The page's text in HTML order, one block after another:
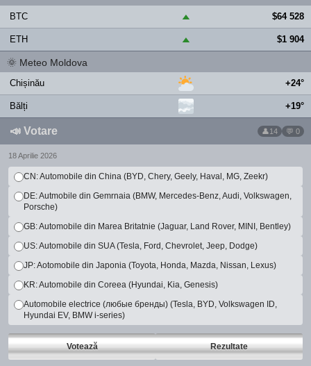
BTC ▲ $64 528
ETH ▲ $1 904
🌞 Meteo Moldova
Chișinău +24°
Bălți +19°
📣 Votare 14 💬 0
18 Aprilie 2026
CN: Automobile din China (BYD, Chery, Geely, Haval, MG, Zeekr)
DE: Autmobile din Gemrnaia (BMW, Mercedes-Benz, Audi, Volkswagen,
Porsche)
GB: Automobile din Marea Britatnie (Jaguar, Land Rover, MINI, Bentley)
US: Automobile din SUA (Tesla, Ford, Chevrolet, Jeep, Dodge)
JP: Aotomobile din Japonia (Toyota, Honda, Mazda, Nissan, Lexus)
KR: Automobile din Coreea (Hyundai, Kia, Genesis)
Automobile electrice (любые бренды) (Tesla, BYD, Volkswagen ID,
Hyundai EV, BMW i-series)
Votează Rezultate